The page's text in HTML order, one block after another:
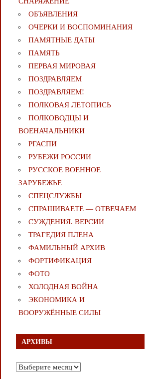
ОБЪЯВЛЕНИЯ
ОЧЕРКИ И ВОСПОМИНАНИЯ
ПАМЯТНЫЕ ДАТЫ
ПАМЯТЬ
ПЕРВАЯ МИРОВАЯ
ПОЗДРАВЛЯЕМ
ПОЗДРАВЛЯЕМ!
ПОЛКОВАЯ ЛЕТОПИСЬ
ПОЛКОВОДЦЫ И
ВОЕНАЧАЛЬНИКИ
РГАСПИ
РУБЕЖИ РОССИИ
РУССКОЕ ВОЕННОЕ
ЗАРУБЕЖЬЕ
СПЕЦСЛУЖБЫ
СПРАШИВАЕТЕ — ОТВЕЧАЕМ
СУЖДЕНИЯ. ВЕРСИИ
ТРАГЕДИЯ ПЛЕНА
ФАМИЛЬНЫЙ АРХИВ
ФОРТИФИКАЦИЯ
ФОТО
ХОЛОДНАЯ ВОЙНА
ЭКОНОМИКА И
ВООРУЖЁННЫЕ СИЛЫ
АРХИВЫ
Архивы